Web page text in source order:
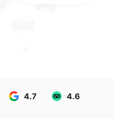
4.7 4.6